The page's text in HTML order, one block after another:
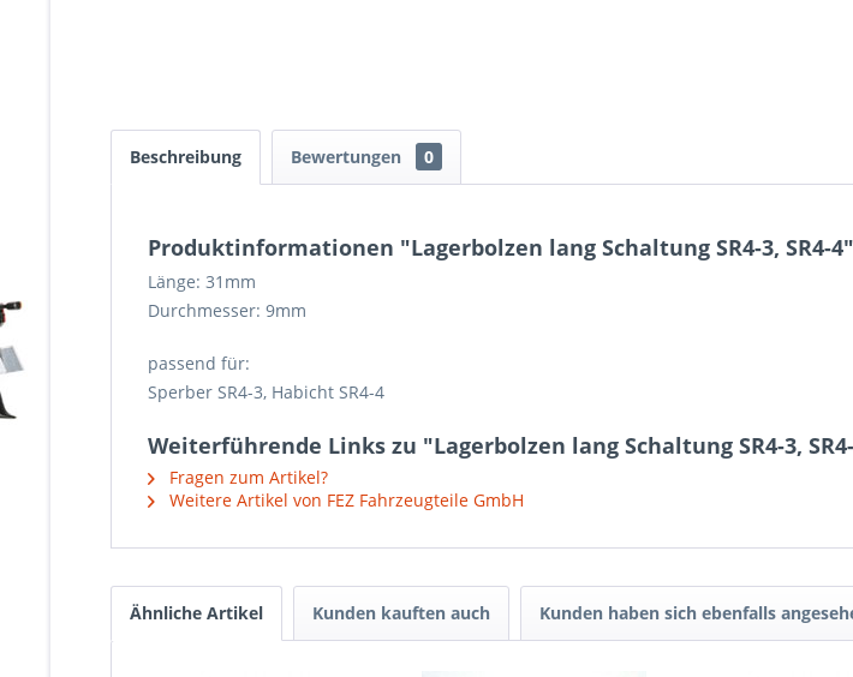
Beschreibung Bewertungen 0
Produktinformationen "Lagerbolzen lang Schaltung SR4-3, SR4-4"
Länge: 31mm
Durchmesser: 9mm
passend für:
Sperber SR4-3, Habicht SR4-4
Weiterführende Links zu "Lagerbolzen lang Schaltung SR4-3,
Fragen zum Artikel?
Weitere Artikel von FEZ Fahrzeugteile GmbH
Ähnliche Artikel Kunden kauften auch Kunden haben sich ebenfalls